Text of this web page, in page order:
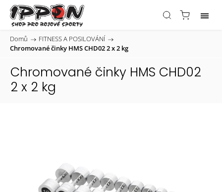
Domů / FITNESS A POSILOVÁNÍ /
Chromované činky HMS CHD02 2 x 2 kg
Chromované činky HMS CHD02
2 x 2 kg